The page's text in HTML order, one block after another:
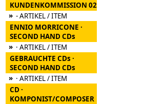
KUNDENKOMMISSION 02
» - ARTIKEL / ITEM
ENNIO MORRICONE ·
SECOND HAND CDs
» · ARTIKEL / ITEM
GEBRAUCHTE CDs ·
SECOND HAND CDs
» · ARTIKEL / ITEM
CD ·
KOMPONIST/COMPOSER